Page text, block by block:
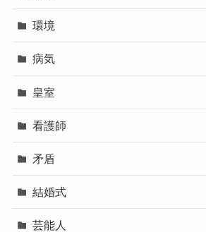
環境
病気
皇室
看護師
矛盾
結婚式
芸能人